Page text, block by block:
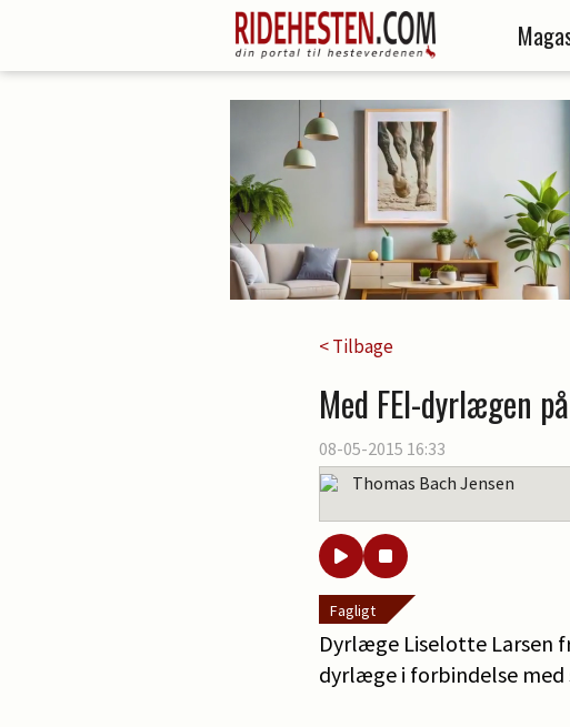
< Tilbage
Med FEI-dyrlægen
08-05-2015 16:33
Thomas Bach Jensen
Fagligt
Dyrlæge Liselotte Larsen
dyrlæge i forbindelse